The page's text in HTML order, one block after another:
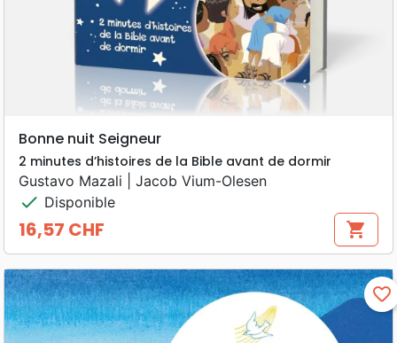
Bonne nuit Seigneur
2 minutes d’histoires de la Bible avant de dormir
Gustavo Mazali | Jacob Vium-Olesen
check Disponible
Prix
16,57 CHF shopping_cart
favorite_border